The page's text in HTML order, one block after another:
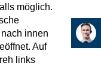
möglich.
innen
Auf
links